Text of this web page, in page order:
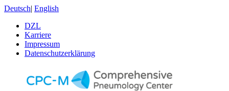
Deutsch| English
DZL
Karriere
Impressum
Datenschutzerklärung